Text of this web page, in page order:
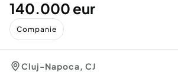
140.000 eur
Companie
Cluj-Napoca, CJ